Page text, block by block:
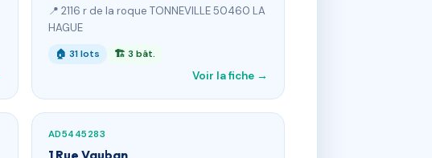
📍 2116 r de la roque TONNEVILLE 50460 LA
HAGUE
🏠 31 lots 🏗 3 bât.
Voir la fiche →
AD5445283
1 Rue Vauban